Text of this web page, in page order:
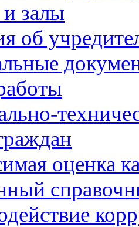
залы
об
оценка